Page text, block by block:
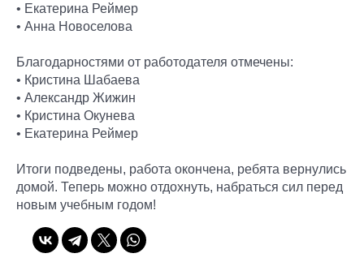
• Екатерина Реймер
• Анна Новоселова
Благодарностями от работодателя отмечены:
• Кристина Шабаева
• Александр Жижин
• Кристина Окунева
• Екатерина Реймер
Итоги подведены, работа окончена, ребята вернулись
домой. Теперь можно отдохнуть, набраться сил перед
новым учебным годом!